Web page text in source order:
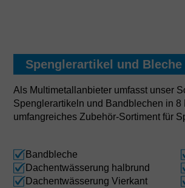
Spenglerartikel und Bleche
Als Multimetallanbieter umfasst unser
Spenglerartikeln und Bandblechen in
umfangreiches Zubehör-Sortiment für
Bandbleche
Dachentwässerung halbrund
Dachentwässerung Vierkant